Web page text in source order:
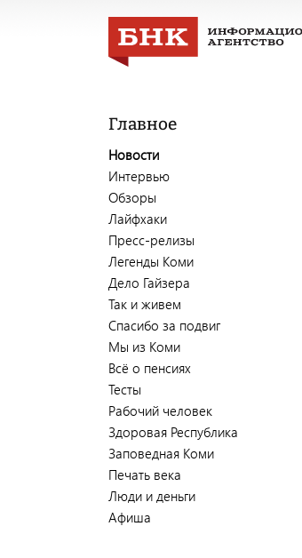
Главное
Новости
Интервью
Обзоры
Лайфхаки
Пресс-релизы
Легенды Коми
Дело Гайзера
Так и живем
Спасибо за подвиг
Мы из Коми
Всё о пенсиях
Тесты
Рабочий человек
Здоровая Республика
Заповедная Коми
Печать века
Люди и деньги
Афиша